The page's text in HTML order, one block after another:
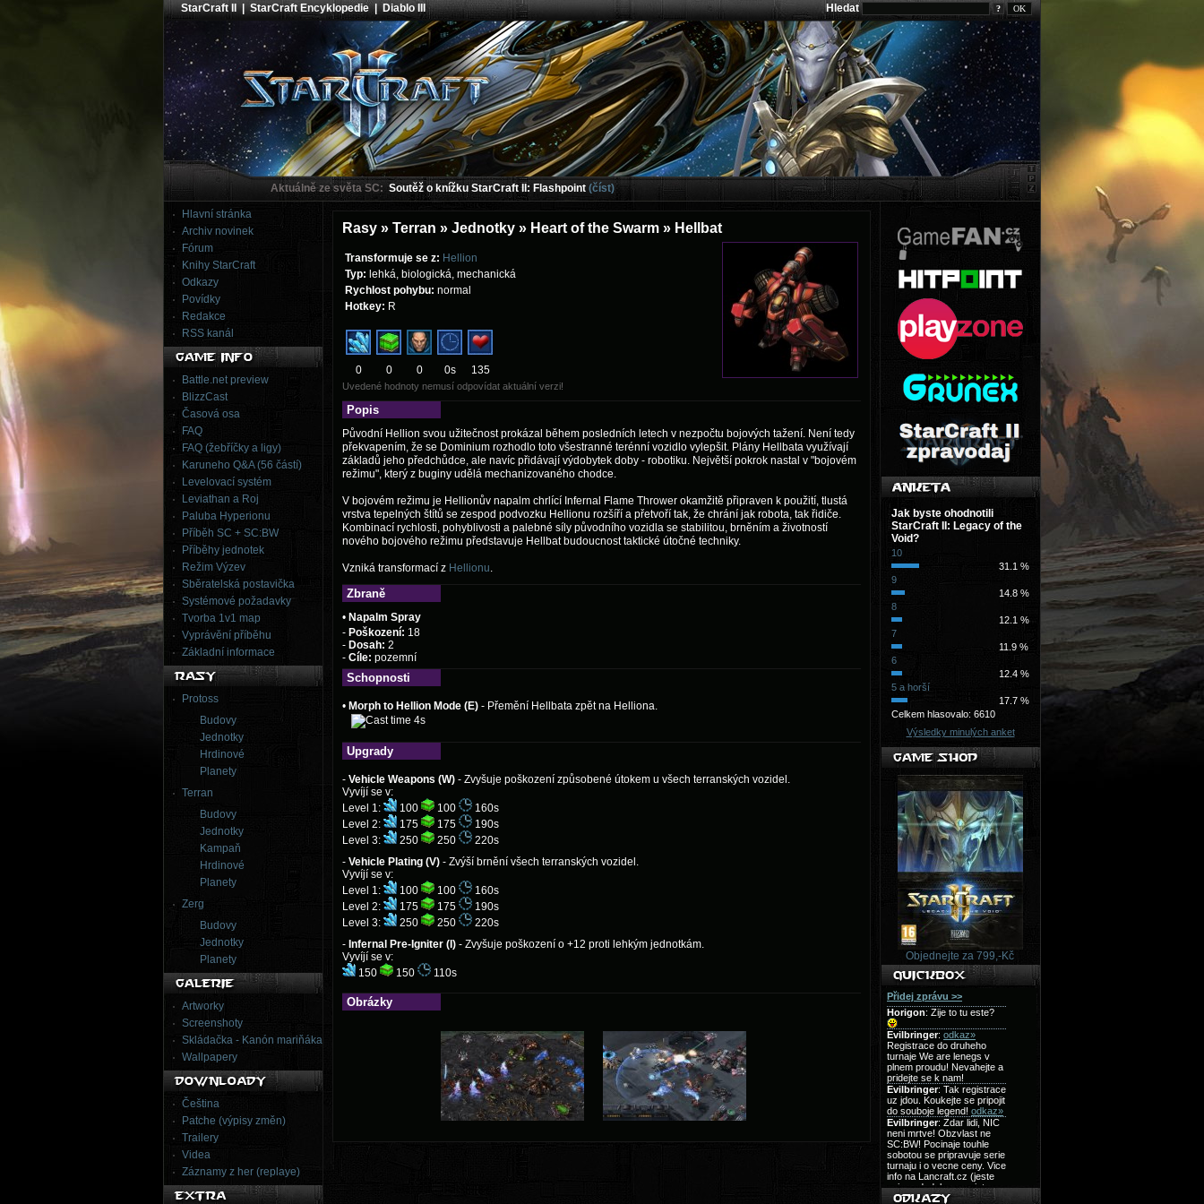
StarCraft II |StarCraft Encyklopedie|Diablo III Hledat ?
Aktuálně ze světa SC: Soutěž o knížku StarCraft II: Flashpoint (číst)
Hlavní stránka
Archiv novinek
Fórum
Knihy StarCraft
Odkazy
Povídky
Redakce
RSS kanál
Battle.net preview
BlizzCast
Časová osa
FAQ
FAQ (žebříčky a ligy)
Karuneho Q&A (56 částí)
Levelovací systém
Leviathan a Roj
Paluba Hyperionu
Příběh SC + SC:BW
Příběhy jednotek
Režim Výzev
Sběratelská postavička
Systémové požadavky
Tvorba 1v1 map
Vyprávění příběhu
Základní informace
Protoss
Budovy
Jednotky
Hrdinové
Planety
Terran
Budovy
Jednotky
Kampaň
Hrdinové
Planety
Zerg
Budovy
Jednotky
Planety
Artworky
Screenshoty
Skládačka - Kanón mariňáka
Wallpapery
Čeština
Patche (výpisy změn)
Trailery
Videa
Záznamy z her (replaye)
Rasy » Terran » Jednotky » Heart of the Swarm » Hellbat
Transformuje se z: Hellion
Typ: lehká, biologická, mechanická
Rychlost pohybu: normal
Hotkey: R
0 0 0 0s 135
Uvedené hodnoty nemusí odpovídat aktuální verzi!
Popis
Původní Hellion svou užitečnost prokázal během posledních letech v nezpočtu bojových tažení. Není tedy
překvapením, že se Dominium rozhodlo toto všestranné terénní vozidlo vylepšit. Plány Hellbata využívají
základů jeho předchůdce, ale navíc přidávají výdobytek doby - robotiku. Největší pokrok nastal v "bojovém
režimu", který z buginy udělá mechanizovaného chodce.
V bojovém režimu je Hellionův napalm chrlící Infernal Flame Thrower okamžitě připraven k použití, tlustá
vrstva tepelných štítů se zespod podvozku Hellionu rozšíří a přetvoří tak, že chrání jak robota, tak řidiče.
Kombinací rychlosti, pohyblivosti a palebné síly původního vozidla se stabilitou, brněním a životností
nového bojového režimu představuje Hellbat budoucnost taktické útočné techniky.
Vzniká transformací z Hellionu.
Zbraně
• Napalm Spray
- Poškození: 18
- Dosah: 2
- Cíle: pozemní
Schopnosti
• Morph to Hellion Mode (E) - Přemění Hellbata zpět na Helliona.
4s
Upgrady
- Vehicle Weapons (W) - Zvyšuje poškození způsobené útokem u všech terranských vozidel.
Vyvíjí se v:
Level 1:
100 100
160s
Level 2:
175 175
190s
Level 3:
250 250
220s
- Vehicle Plating (V) - Zvýší brnění všech terranských vozidel.
Vyvíjí se v:
Level 1:
100 100
160s
Level 2:
175 175
190s
Level 3:
250 250
220s
- Infernal Pre-Igniter (I) - Zvyšuje poškození o +12 proti lehkým jednotkám.
Vyvíjí se v:
150
150 110s
Obrázky
Jak byste ohodnotili
StarCraft II: Legacy of the
Void?
10
31.1 %
9
14.8 %
8
12.1 %
7
11.9 %
6
12.4 %
5 a horší
17.7 %
Celkem hlasovalo: 6610
Výsledky minulých anket
Objednejte za 799,-Kč